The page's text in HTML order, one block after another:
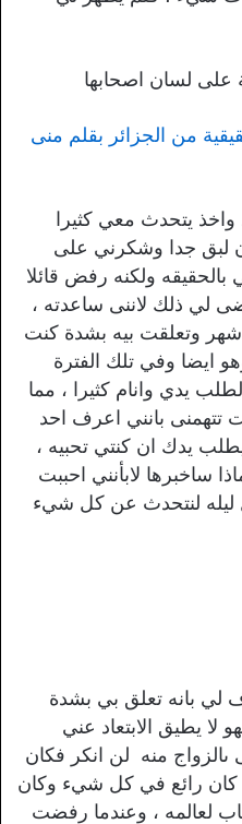
لسان اصحابها
من الجزائر بقلم منى
يتحدث معي كثيرا
لبق جدا وشكرني على
ولكنه رفض قائلا
لي ذلك لاننى ساعدته ،
وتعلقت بيه بشدة كنت
ايضا وفي تلك الفترة
يدي وانام كثيرا ، مما
بانني اعرف احد
يدك ان كنتي تحبيه ،
ساخبرها لابأنني احببت
ليله لنتحدث عن كل شيء
لي بانه تعلق بي بشدة
لا يطيق الابتعاد عني
منه لن انكر فكان
كان رائع في كل شيء وكان
لعالمه ، وعندما رفضت